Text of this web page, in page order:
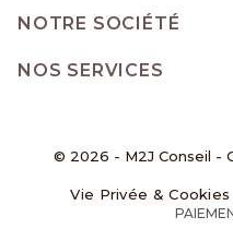
NOTRE SOCIÉTÉ
NOS SERVICES
© 2026 - M2J Conseil -
Vie Privée & Cookies